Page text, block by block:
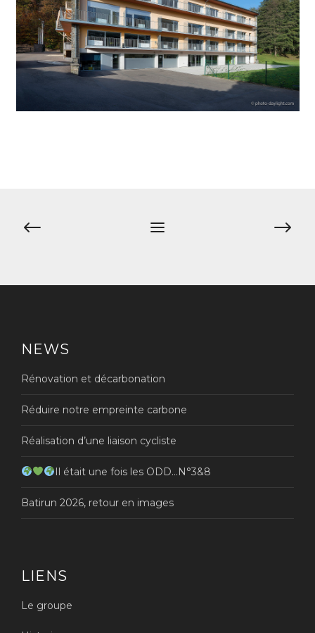
Navigation
NEWS
Rénovation et décarbonation
Réduire notre empreinte carbone
Réalisation d’une liaison cycliste
Il était une fois les ODD…N°3&8
Batirun 2026, retour en images
LIENS
Le groupe